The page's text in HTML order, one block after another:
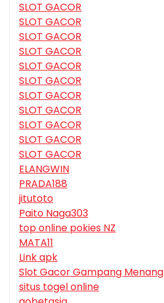
SLOT GACOR
SLOT GACOR
SLOT GACOR
SLOT GACOR
SLOT GACOR
SLOT GACOR
SLOT GACOR
SLOT GACOR
SLOT GACOR
SLOT GACOR
SLOT GACOR
ELANGWIN
PRADA188
jitutoto
Paito Naga303
top online pokies NZ
MATA11
Link apk
Slot Gacor Gampang Menang
situs togel online